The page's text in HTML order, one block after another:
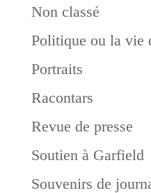
Non classé
Politique ou la vie
Portraits
Racontars
Revue de presse
Soutien à Garfield
Souvenirs de